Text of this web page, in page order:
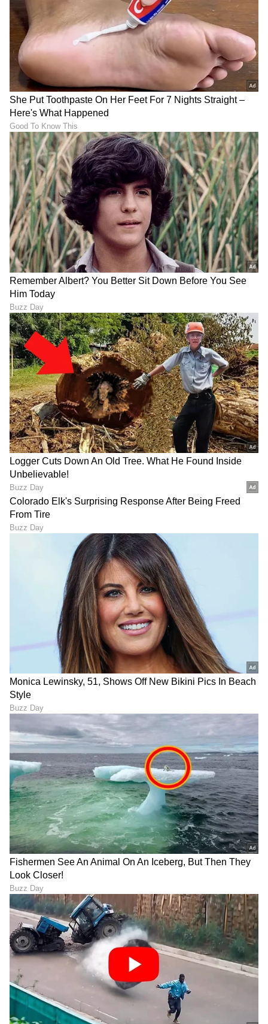
ಗಿಲ್-ಜೈಸ್ವಾಲ್ ಅಬ್ಬರ, ಸಿರಾಜ್
ಸಿಕ್ಸರ್; ಭಾರತಕ್ಕೆ ರೋಚಕ ಜಯ
ಆಟಗಾರರು ಮಷಿನ್‌ಗಳಲ್ಲ,
ಹೀಗಂದಿದ್ದೇಕೆ VVS ಲಕ್ಷ್ಮಣ್‌?
LATEST VIDEOS
"ರಾಜಕೀಯ ಬೇಡ, ಸಿನಿಮಾನೇ ಪ್ರಾಣ":
ಕನಕೋತ್ಸವದಲ್ಲಿ ರಿಷಬ್ ಶೆಟ್ಟಿ | Rishab
Shetty speech | Suvarna News
ಶೇ.50 ರಿಂದ ಶೇ.18 ಕ್ಕೆ TAX ಇಳಿಕೆ: ಮೋದಿ-
ಟ್ರಂಪ್ ಐತಿಹಾಸಿಕ ಒಪ್ಪಂದ | India US
Trade Deal | Party Rounds